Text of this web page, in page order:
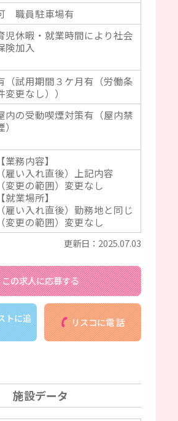
職員駐車場有
児休暇・就業時間により社会
険加入
（試用期間３ケ月有（労働条
変更なし））
内の受動喫煙対策有（屋内禁
【業務内容】
（雇い入れ直後）上記内容
（変更の範囲）変更なし
【就業場所】
（雇い入れ直後）勤務地と同じ
（変更の範囲）変更なし
更新日：2025.07.03
この求人に応募する
トに追 リスコに電 話
施設データ